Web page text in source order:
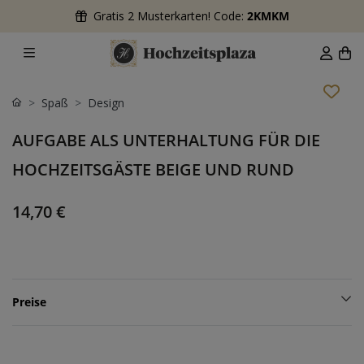
Gratis 2 Musterkarten! Code: 2KMKM
Spaß Design
AUFGABE ALS UNTERHALTUNG FÜR DIE
HOCHZEITSGÄSTE BEIGE UND RUND
14,70 €
Preise